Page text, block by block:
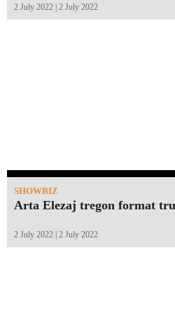
2 July 2022 | 2 July 2022
SHOWBIZ
Arta Elezaj tregon format
2 July 2022 | 2 July 2022